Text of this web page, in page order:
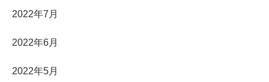
2022年7月
2022年6月
2022年5月